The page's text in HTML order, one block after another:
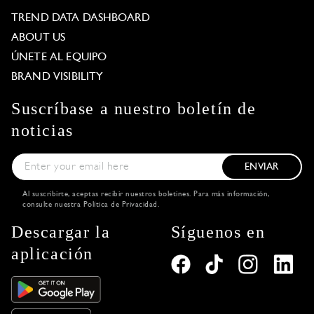
TREND DATA DASHBOARD
ABOUT US
ÚNETE AL EQUIPO
BRAND VISIBILITY
Suscríbase a nuestro boletín de
noticias
ENVIAR
Al suscribirte, aceptas recibir nuestros boletines. Para más información,
consulte nuestra Política de Privacidad .
Descargar la
aplicación
Síguenos en